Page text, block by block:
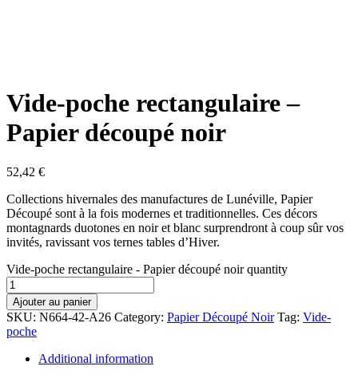
Vide-poche rectangulaire –
Papier découpé noir
52,42 €
Collections hivernales des manufactures de Lunéville, Papier
Découpé sont à la fois modernes et traditionnelles. Ces décors
montagnards duotones en noir et blanc surprendront à coup sûr vos
invités, ravissant vos ternes tables d’Hiver.
Vide-poche rectangulaire - Papier découpé noir quantity
Ajouter au panier
SKU: N664-42-A26 Category: Papier Découpé Noir Tag: Vide-
poche
Additional information